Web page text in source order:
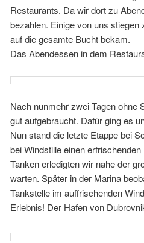
Restaurants. Da wir dort zu
bezahlen. Einige von uns
auf die gesamte Bucht bekam.
Das Abendessen in dem
Nach nunmehr zwei Tagen
gut aufgebraucht. Dafür ging es
Nun stand die letzte Etappe bei
bei Windstille einen
Tanken erledigten wir nahe der
warten. Später in der Marina
Tankstelle im auffrischenden
Erlebnis! Der Hafen von